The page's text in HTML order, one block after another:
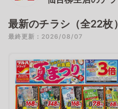
最新のチラシ（全22枚）
最終更新：2026/08/07